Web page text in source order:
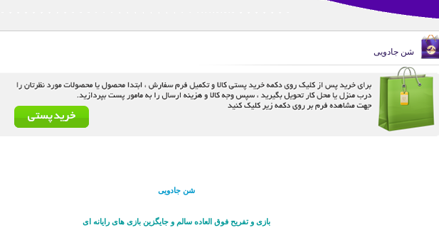
شن جادویی
شن جادویی
بازی و تفریح فوق العاده سالم و جایگزین بازی های رایانه ای